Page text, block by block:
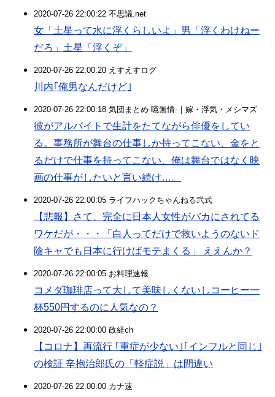
2020-07-26 22:00:22 不思議.net
女「土星って水に浮くらしいよ」男「浮くわけねー
だろ」土星「浮くぞ」
2020-07-26 22:00:20 えすえすログ
川内｢俺男なんだけど｣
2020-07-26 22:00:18 気団まとめ-噫無情-｜嫁・浮気・メシマズ
彼がアルバイトで生計をたてながら俳優をしてい
る。事務所が舞台の仕事しか持ってこない、金をと
るだけで仕事を持ってこない、俺は舞台ではなく映
画の仕事がしたいと言い続け…。
2020-07-26 22:00:05 ライフハックちゃんねる弐式
【悲報】さて、完全に日本人女性がバカにされてる
ワケだが・・・「白人ってだけで救いようのないド
陰キャでも日本に行けばモテまくる」 ええんか？
2020-07-26 22:00:05 お料理速報
コメダ珈琲店って大して美味しくないしコーヒー一
杯550円するのに人気なの？
2020-07-26 22:00:00 政経ch
【コロナ】再流行 ｢重症が少ない｣｢インフルと同じ｣
の検証 辛抱治郎氏の「軽症説」は間違い
2020-07-26 22:00:00 カナ速